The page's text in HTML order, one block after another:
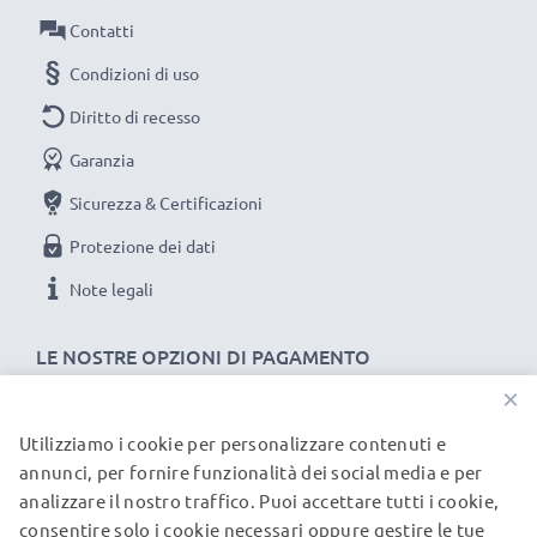
Colore: nero
qualità-prezzo!
★3 anni di garanzia★
subtel significa qualità certificata, per questo diamo 3
LE NOSTRE OPZIONI DI PAGAMENTO
Contatti
Condizioni di uso
Diritto di recesso
Garanzia
Sicurezza & Certificazioni
Protezione dei dati
Note legali
I NOSTRI PARTNER DI SPEDIZIONE
×
Utilizziamo i cookie per personalizzare contenuti e
annunci, per fornire funzionalità dei social media e per
analizzare il nostro traffico. Puoi accettare tutti i cookie,
consentire solo i cookie necessari oppure gestire le tue